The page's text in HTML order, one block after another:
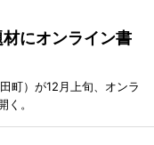
にオンライン書
町）が12月上旬、オンラ
く。